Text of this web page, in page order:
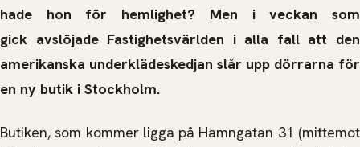
hade hon för hemlighet? Men i veckan som
gick avslöjade Fastighetsvärlden i alla fall att den
amerikanska underklädeskedjan slår upp dörrarna för
en ny butik i Stockholm.
Butiken, som kommer ligga på Hamngatan 31 (mittemot